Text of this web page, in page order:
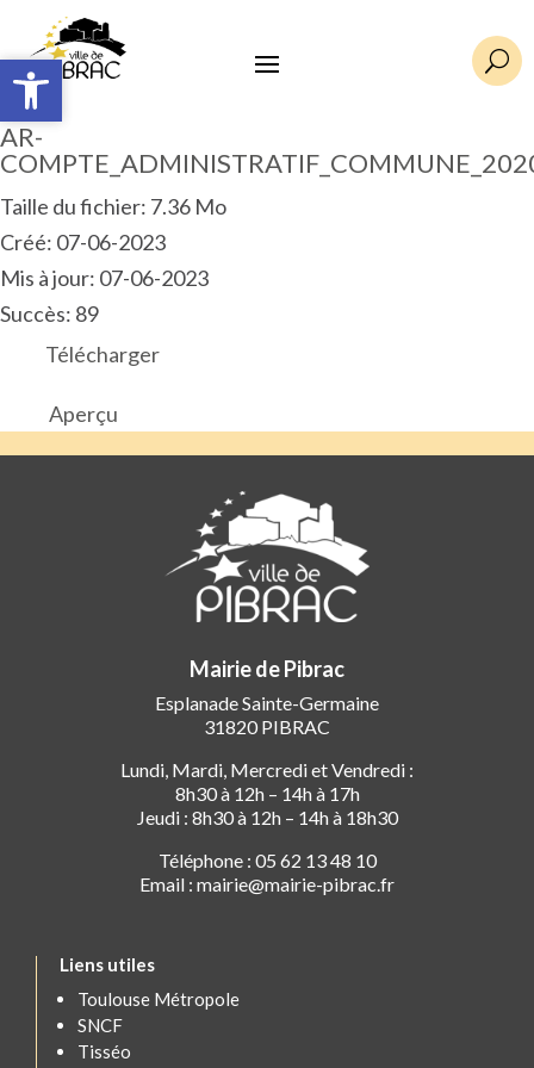
Ouvrir la barre d’outils U
AR-
Taille du fichier: 7.36 Mo
Créé: 07-06-2023
Mis à jour: 07-06-2023
Succès: 89
Télécharger
Aperçu
Mairie de Pibrac
Esplanade Sainte-Germaine
31820 PIBRAC
Lundi, Mardi, Mercredi et Vendredi :
8h30 à 12h – 14h à 17h
Jeudi : 8h30 à 12h – 14h à 18h30
Téléphone : 05 62 13 48 10
Email : mairie@mairie-pibrac.fr
Liens utiles
Toulouse Métropole
SNCF
Tisséo
Ouvrir la barre d’outils